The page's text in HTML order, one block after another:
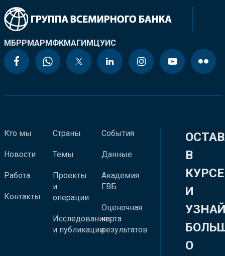
МБРРМАРМФКМАГИМЦУИС
Кто мы
Новости
Работа
Контакты
Страны
Темы
Проекты
и
операции
Исследования
и публикации
События
Данные
Академия
ГВБ
Оценочная
карта
результатов
В
КУРСЕ
И
О